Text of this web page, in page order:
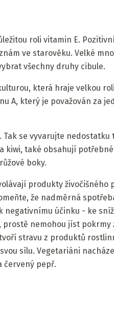
roli vitamin E.
ve starověku. Velké
všechny druhy cibule.
která hraje velkou
A, který je považován za
se vyvarujte
kiwi, také obsahují
boky.
produkty živočišného
že nadměrná
negativnímu účinku - ke
nemohou jíst
stravu z produktů
sílu. Vegetariáni
červený pepř.